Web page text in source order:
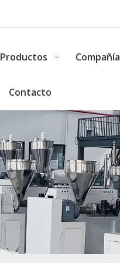
Productos Compañía
Contacto